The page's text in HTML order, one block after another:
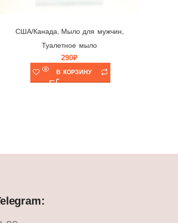
США/Канада, Мыло для мужчин,
Туалетное мыло
290₽
В КОРЗИНУ